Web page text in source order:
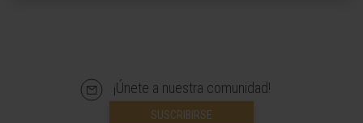
¡Únete a nuestra comunidad!
SUSCRIBIRSE